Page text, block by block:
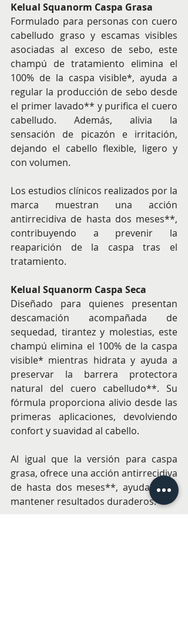
Kelual Squanorm Caspa Grasa
Formulado para personas con cuero
cabelludo graso y escamas visibles
asociadas al exceso de sebo, este
champú de tratamiento elimina el
100% de la caspa visible*, ayuda a
regular la producción de sebo desde
el primer lavado** y purifica el cuero
cabelludo. Además, alivia la
sensación de picazón e irritación,
dejando el cabello flexible, ligero y
con volumen.
Los estudios clínicos realizados por la
marca muestran una acción
antirrecidiva de hasta dos meses**,
contribuyendo a prevenir la
reaparición de la caspa tras el
tratamiento.
Kelual Squanorm Caspa Seca
Diseñado para quienes presentan
descamación acompañada de
sequedad, tirantez y molestias, este
champú elimina el 100% de la caspa
visible* mientras hidrata y ayuda a
preservar la barrera protectora
natural del cuero cabelludo**. Su
fórmula proporciona alivio desde las
primeras aplicaciones, devolviendo
confort y suavidad al cabello.
Al igual que la versión para caspa
grasa, ofrece una acción antirrecidiva
de hasta dos meses**, ayudando a
mantener resultados duraderos.